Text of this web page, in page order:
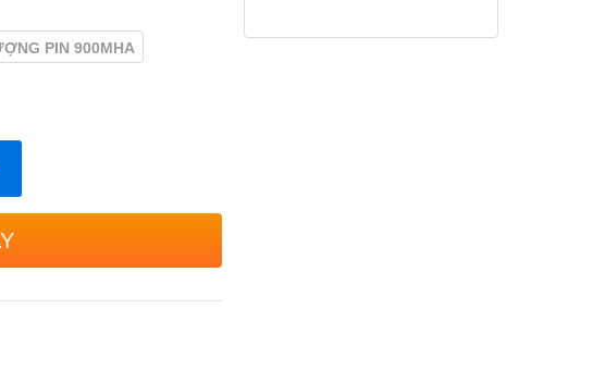
PIN 900MHA